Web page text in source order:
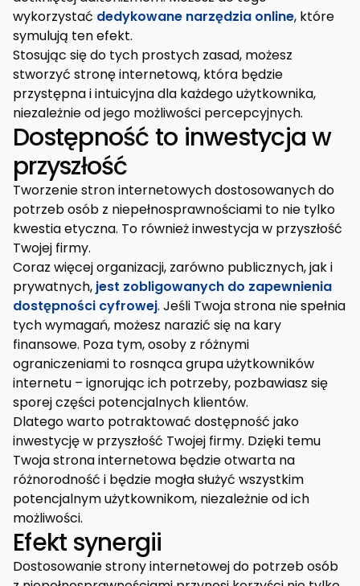
wykorzystać dedykowane narzędzia online, które
symulują ten efekt.
Stosując się do tych prostych zasad, możesz
stworzyć stronę internetową, która będzie
przystępna i intuicyjna dla każdego użytkownika,
niezależnie od jego możliwości percepcyjnych.
Dostępność to inwestycja w
przyszłość
Tworzenie stron internetowych dostosowanych do
potrzeb osób z niepełnosprawnościami to nie tylko
kwestia etyczna. To również inwestycja w przyszłość
Twojej firmy.
Coraz więcej organizacji, zarówno publicznych, jak i
prywatnych, jest zobligowanych do zapewnienia
dostępności cyfrowej. Jeśli Twoja strona nie spełnia
tych wymagań, możesz narazić się na kary
finansowe. Poza tym, osoby z różnymi
ograniczeniami to rosnąca grupa użytkowników
internetu – ignorując ich potrzeby, pozbawiasz się
sporej części potencjalnych klientów.
Dlatego warto potraktować dostępność jako
inwestycję w przyszłość Twojej firmy. Dzięki temu
Twoja strona internetowa będzie otwarta na
różnorodność i będzie mogła służyć wszystkim
potencjalnym użytkownikom, niezależnie od ich
możliwości.
Efekt synergii
Dostosowanie strony internetowej do potrzeb osób